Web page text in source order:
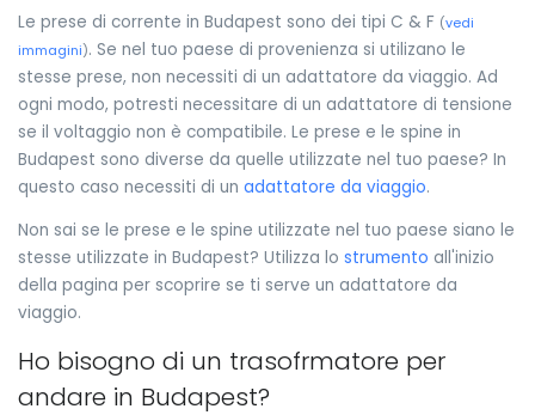
Le prese di corrente in Budapest sono dei tipi C & F (vedi
immagini). Se nel tuo paese di provenienza si utilizano le
stesse prese, non necessiti di un adattatore da viaggio. Ad
ogni modo, potresti necessitare di un adattatore di tensione
se il voltaggio non è compatibile. Le prese e le spine in
Budapest sono diverse da quelle utilizzate nel tuo paese? In
questo caso necessiti di un adattatore da viaggio.
Non sai se le prese e le spine utilizzate nel tuo paese siano le
stesse utilizzate in Budapest? Utilizza lo strumento all'inizio
della pagina per scoprire se ti serve un adattatore da
viaggio.
Ho bisogno di un trasofrmatore per
andare in Budapest?